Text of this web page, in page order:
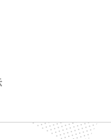
日 11時00分